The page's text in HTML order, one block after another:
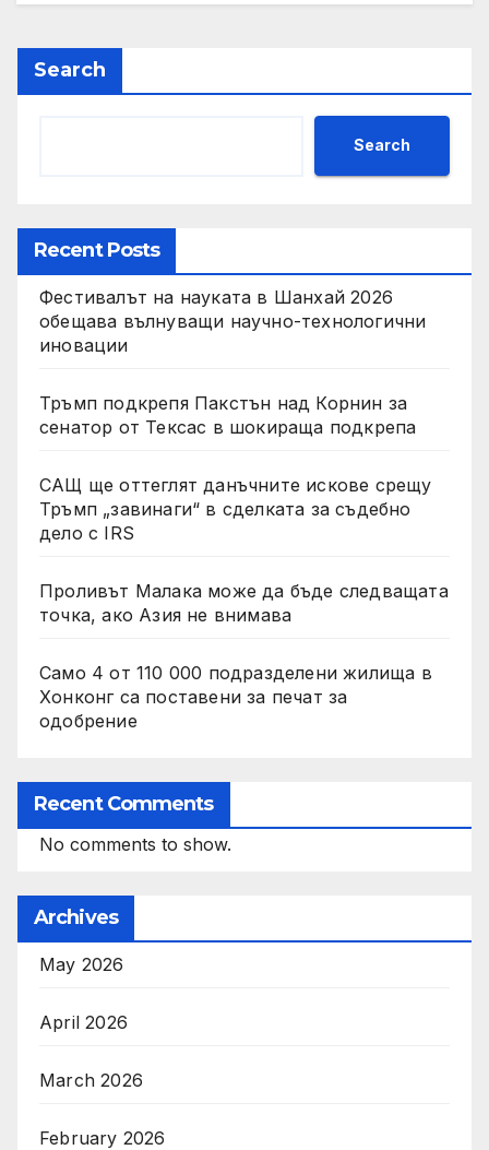
Search
Search
Recent Posts
Фестивалът на науката в Шанхай 2026
обещава вълнуващи научно-технологични
иновации
Тръмп подкрепя Пакстън над Корнин за
сенатор от Тексас в шокираща подкрепа
САЩ ще оттеглят данъчните искове срещу
Тръмп „завинаги“ в сделката за съдебно
дело с IRS
Проливът Малака може да бъде следващата
точка, ако Азия не внимава
Само 4 от 110 000 подразделени жилища в
Хонконг са поставени за печат за
одобрение
Recent Comments
No comments to show.
Archives
May 2026
April 2026
March 2026
February 2026